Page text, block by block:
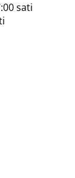
sati